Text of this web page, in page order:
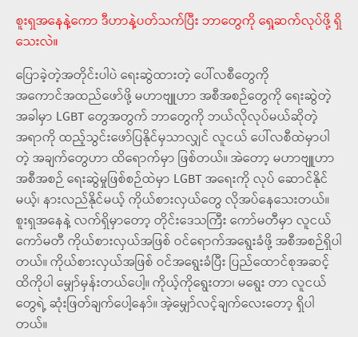
စူးရှအနေနဲ့ကော ဒီဟာနဲ့ပတ်သက်ပြီး ဘာတွေကို ရှေ့ဆက်လုပ်ဖို့ ရှိ
သေးလဲ။
ပြောခဲ့တဲ့အတိုင်းပါပဲ ရေးဆွဲထားတဲ့ ပေါ်လစီတွေကို
အကောင်အထည်ဖော်ဖို့ မဟာဗျူဟာ အစီအစဉ်တွေကို ရေးဆွဲတဲ့
အခါမှာ LGBT တွေအတွက် ဘာတွေကို ဘယ်လိုလုပ်မယ်ဆိုတဲ့
အရာကို ထည့်သွင်းဖော်ပြနိုင်မှသာလျှင် လူငယ် ပေါ်လစီထဲမှာပါ
တဲ့ အချက်တွေဟာ ထိရောက်မှာ ဖြစ်တယ်။ အဲတော့ မဟာဗျူဟာ
အစီအစဉ် ရေးဆွဲမှုဖြစ်စဉ်ထဲမှာ LGBT အရေးကို လုပ် ဆောင်နိုင်
မယ့်၊ နားလည်နိုင်မယ့် ကိုယ်စားလှယ်တွေ လိုအပ်နေသေးတယ်။
စူးရှအနေနဲ့ လက်ရှိမှာတော့ တိုင်းဒေသကြီး ကော်မတီမှာ လူငယ်
ကော်မတီ ကိုယ်စားလှယ်အဖြစ် ဝင်ရောက်အရွေးခံဖို့ အစီအစဉ်ရှိပါ
တယ်။ ကိုယ်စားလှယ်အဖြစ် ဝင်အရွေးခံပြီး ပြည်ထောင်စုအဆင့်
ထိကိုပါ မျှော်မှန်းတယ်ပေါ့။ ကိုယ့်ကိုရွေးတာ၊ မရွေး တာ လူငယ်
တွေရဲ့ ဆုံးဖြတ်ချက်ပေါ့နော်။ အဲ့မျှော်လင့်ချက်လေးတော့ ရှိပါ
တယ်။